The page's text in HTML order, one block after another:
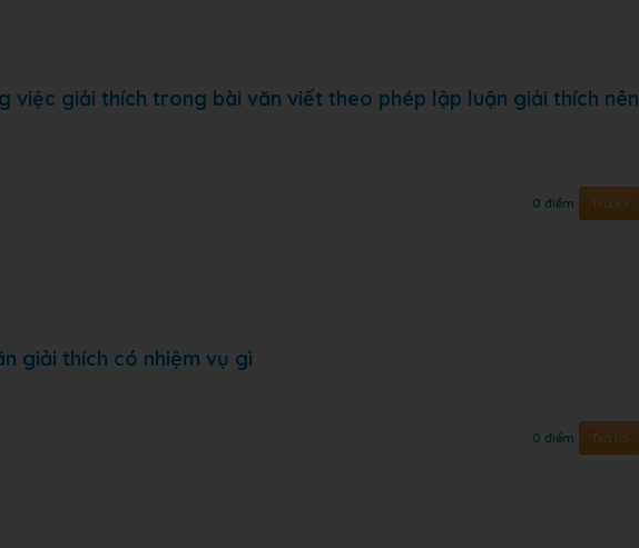
việc giải thích trong bài văn viết theo phép lập luận giải thích nên
0 điểm Trả lời
giải thích có nhiệm vụ gì
0 điểm Trả lời